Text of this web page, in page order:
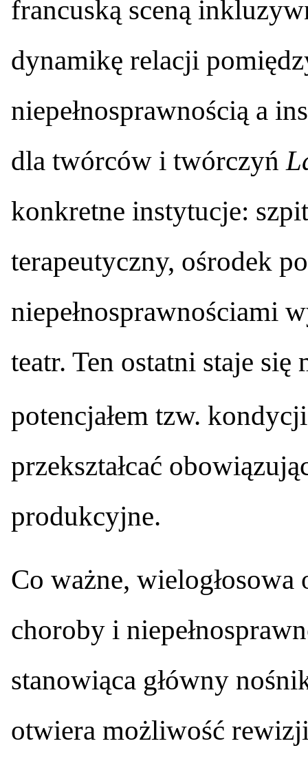
francuską sceną
dynamikę relacji
niepełnosprawnością a
dla twórców i twórczyń
konkretne instytucje:
terapeutyczny, ośrodek
niepełnosprawnościami
teatr. Ten ostatni staje się
potencjałem tzw. kondycji
przekształcać
produkcyjne.
Co ważne,
choroby i
stanowiąca główny
otwiera możliwość